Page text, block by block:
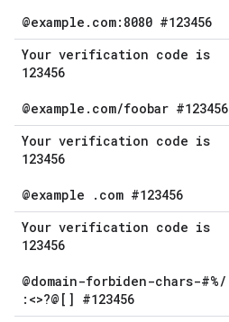
@example . com:8080 #123456
Your verification code is
123456
@example . com/foobar #123456
Your verification code is
123456
@example . com #123456
Your verification code is
123456
@domain-forbiden-chars-#%/
:<>?@[] #123456